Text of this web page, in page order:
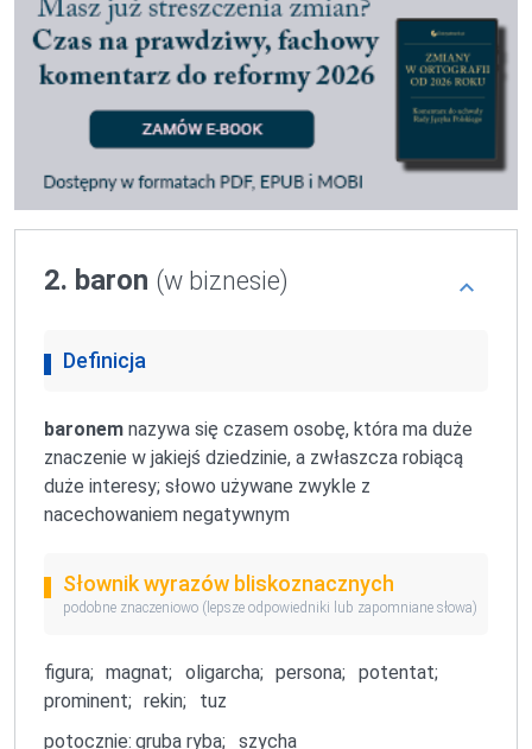
2. baron (w biznesie)
Definicja
baronem nazywa się czasem osobę, która ma duże
znaczenie w jakiejś dziedzinie, a zwłaszcza robiącą
duże interesy; słowo używane zwykle z
nacechowaniem negatywnym
Słownik wyrazów bliskoznacznych
podobne znaczeniowo (lepsze odpowiedniki lub zapomniane słowa)
figura; magnat; oligarcha; persona; potentat;
prominent; rekin;
tuz
potocznie: gruba ryba; szycha